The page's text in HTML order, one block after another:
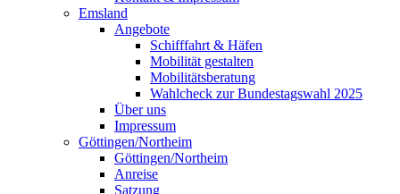
Emsland
Angebote
Schifffahrt & Häfen
Mobilität gestalten
Mobilitätsberatung
Wahlcheck zur Bundestagswahl 2025
Über uns
Impressum
Göttingen/Northeim
Göttingen/Northeim
Anreise
Satzung